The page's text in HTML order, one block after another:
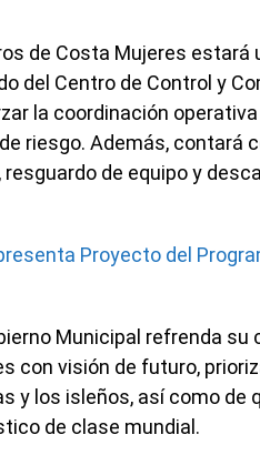
de Costa Mujeres estará
del Centro de Control y
la coordinación
riesgo. Además, contará
de equipo y
Proyecto del
Municipal refrenda su
con visión de futuro,
y los isleños, así como de
de clase mundial.